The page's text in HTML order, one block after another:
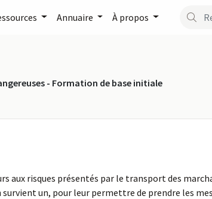
Annuaire À propos
- Formation de base initiale
aux risques présentés par le transport des
un, pour leur permettre de prendre les